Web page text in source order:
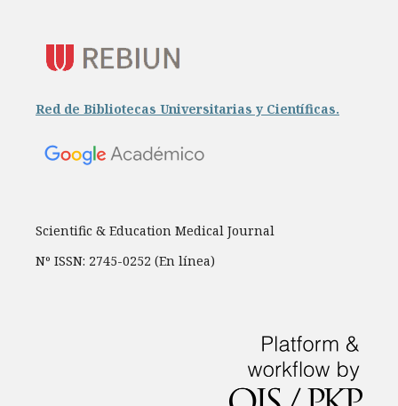
Red de Bibliotecas Universitarias y Científicas.
Scientific & Education Medical Journal
Nº ISSN: 2745-0252 (En línea)